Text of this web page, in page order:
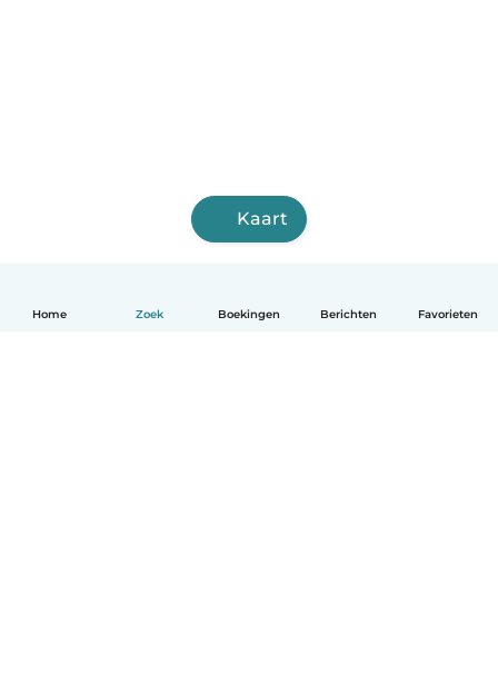
Home Zoek Boekingen Berichten Favorieten
Kaart